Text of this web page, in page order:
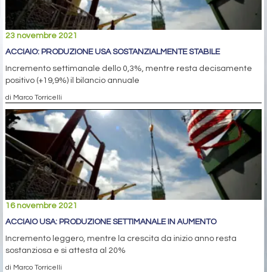
23 novembre 2021
ACCIAIO: PRODUZIONE USA SOSTANZIALMENTE STABILE
Incremento settimanale dello 0,3%, mentre resta decisamente
positivo (+19,9%) il bilancio annuale
di Marco Torricelli
16 novembre 2021
ACCIAIO USA: PRODUZIONE SETTIMANALE IN AUMENTO
Incremento leggero, mentre la crescita da inizio anno resta
sostanziosa e si attesta al 20%
di Marco Torricelli